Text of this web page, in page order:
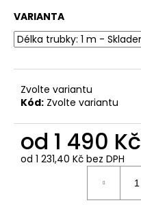
VARIANTA
Zvolte variantu
Kód: Zvolte variantu
od 1 490 Kč
od 1 231,40 Kč bez DPH